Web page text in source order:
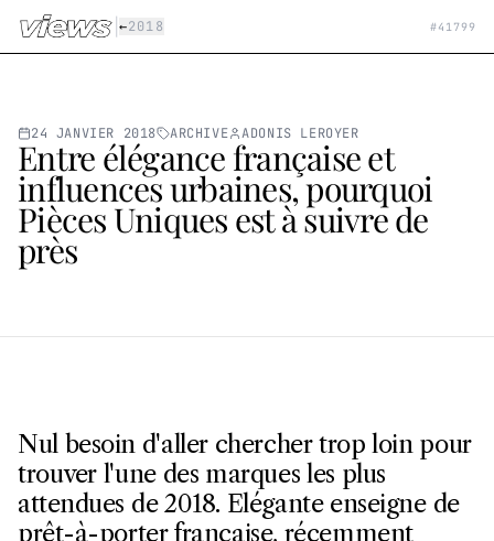
Aller au contenu principal
←2018 # 41799
24 JANVIER 2018 ARCHIVE ADONIS LEROYER
Entre élégance française et
influences urbaines, pourquoi
Pièces Uniques est à suivre de
près
Nul besoin d'aller chercher trop loin pour
trouver l'une des marques les plus
attendues de 2018. Elégante enseigne de
prêt-à-porter française, récemment